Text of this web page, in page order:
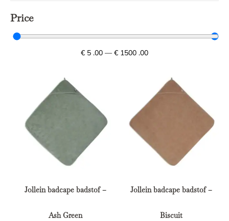
Price
€ 5 .00 — € 1500 .00
Jollein badcape badstof –
Ash Green
Jollein badcape badstof –
Biscuit